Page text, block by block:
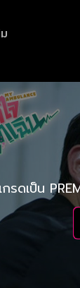
กรดเป็น